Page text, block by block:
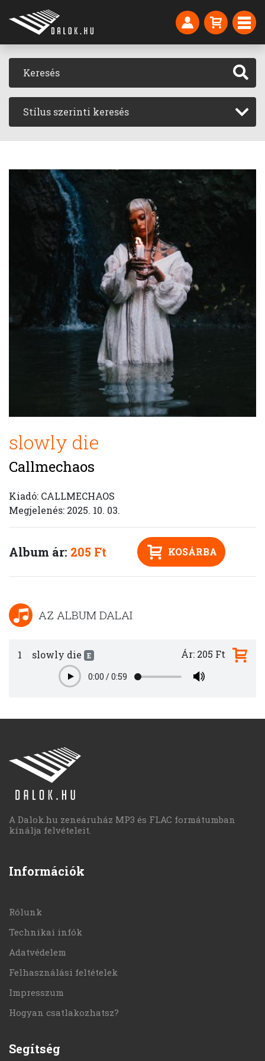
Stílus szerinti keresés
slowly die
Callmechaos
Kiadó: CALLMECHAOS
Megjelenés: 2025. 10. 03.
Album ár: 205 Ft KOSÁRBA
AZ ALBUM DALAI
1 slowly die E
Play0:00 /0:59
Ár: 205 Ft
A Dalok.hu zeneáruház MP3 és FLAC formátumban
kínálja felvételeit.
Információk
Rólunk
Technikai infók
Adatvédelem
Felhasználási feltételek
Impresszum
Hogyan csatlakozhatsz?
Segítség